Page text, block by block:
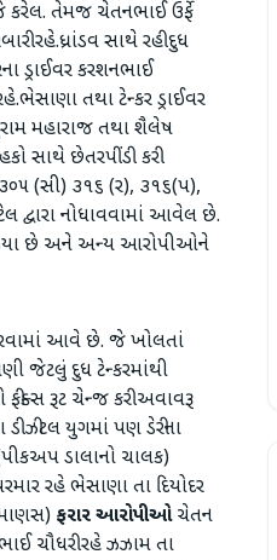
કરેલ. તેમજ ચેતનભાઈ ઉર્ફે
રહે.ધ્રાંડવ સાથે રહી દુધ
ડ્રાઈવર કરશનભાઈ
તથા ટેન્કર ડ્રાઈવર
મહારાજ તથા શૈલેષ
સાથે છેતરપીંડી કરી
(સી) ૩૧૬ (ર), ૩૧૬(પ),
દ્વારા નોધાવવામાં આવેલ છે.
છે અને અન્ય આરોપીઓને
આવે છે. જે ખોલતાં
જેટલું દુધ ટેન્કરમાંથી
રૂટ ચેન્જ કરી અવાવરૂ
યુગમાં પણ ડેરીના
ડાલાનો ચાલક)
રહે ભેસાણા તા દિયોદર
ફરાર આરોપીઓચેતન
ચૌધરી રહે ઝઝામ તા